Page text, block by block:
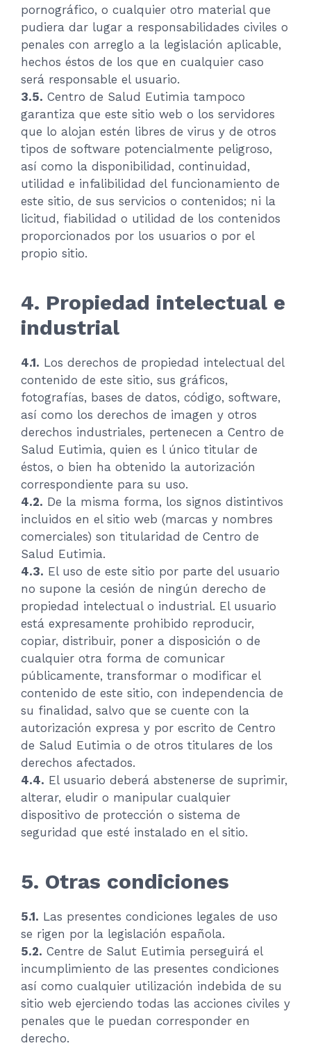
pornográfico, o cualquier otro material que
pudiera dar lugar a responsabilidades civiles o
penales con arreglo a la legislación aplicable,
hechos éstos de los que en cualquier caso
será responsable el usuario.
3.5. Centro de Salud Eutimia tampoco
garantiza que este sitio web o los servidores
que lo alojan estén libres de virus y de otros
tipos de software potencialmente peligroso,
así como la disponibilidad, continuidad,
utilidad e infalibilidad del funcionamiento de
este sitio, de sus servicios o contenidos; ni la
licitud, fiabilidad o utilidad de los contenidos
proporcionados por los usuarios o por el
propio sitio.
4. Propiedad intelectual e
industrial
4.1. Los derechos de propiedad intelectual del
contenido de este sitio, sus gráficos,
fotografías, bases de datos, código, software,
así como los derechos de imagen y otros
derechos industriales, pertenecen a Centro de
Salud Eutimia, quien es l único titular de
éstos, o bien ha obtenido la autorización
correspondiente para su uso.
4.2. De la misma forma, los signos distintivos
incluidos en el sitio web (marcas y nombres
comerciales) son titularidad de Centro de
Salud Eutimia.
4.3. El uso de este sitio por parte del usuario
no supone la cesión de ningún derecho de
propiedad intelectual o industrial. El usuario
está expresamente prohibido reproducir,
copiar, distribuir, poner a disposición o de
cualquier otra forma de comunicar
públicamente, transformar o modificar el
contenido de este sitio, con independencia de
su finalidad, salvo que se cuente con la
autorización expresa y por escrito de Centro
de Salud Eutimia o de otros titulares de los
derechos afectados.
4.4. El usuario deberá abstenerse de suprimir,
alterar, eludir o manipular cualquier
dispositivo de protección o sistema de
seguridad que esté instalado en el sitio.
5. Otras condiciones
5.1. Las presentes condiciones legales de uso
se rigen por la legislación española.
5.2. Centre de Salut Eutimia perseguirá el
incumplimiento de las presentes condiciones
así como cualquier utilización indebida de su
sitio web ejerciendo todas las acciones civiles y
penales que le puedan corresponder en
derecho.